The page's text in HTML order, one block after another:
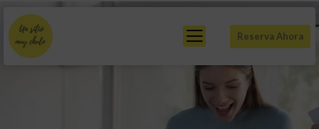
Reserva Ahora